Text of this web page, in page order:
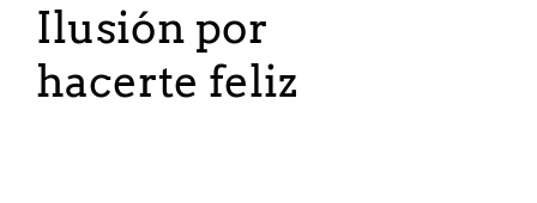
Ilusión por
hacerte feliz